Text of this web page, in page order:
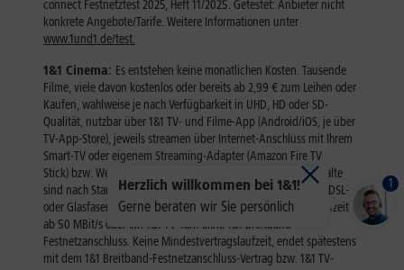
1
Herzlich willkommen bei 1&1!
Gerne beraten wir Sie persönlich